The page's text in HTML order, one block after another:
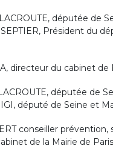
députée de
Président du
directeur du cabinet de
députée de
député de Seine et
conseiller
de la Mairie de